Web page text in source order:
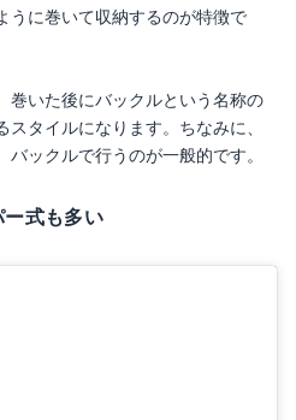
うに巻いて収納するのが特徴で
巻いた後にバックルという名称の
タイルになります。ちなみに、
ックルで行うのが一般的です。
式も多い